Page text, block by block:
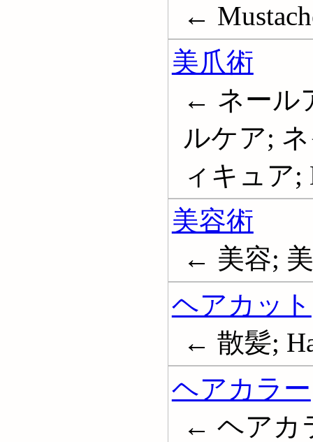
←
美爪術
← ネール
ルケア;
ィキュア;
美容術
← 美容;
ヘアカット
← 散髪;
ヘアカラー
← ヘアカ